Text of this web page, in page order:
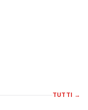
TUTTI →